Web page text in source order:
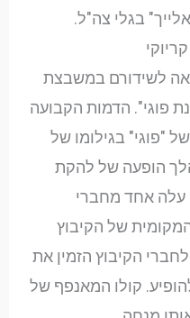
בגלי צה"ל.
לשידורם במשבצת
פוגי". הדמות הקבועה
"פוגי" בגילומו של
הופעה של להקת
עלה אחד מחברי
של הקיבוץ
הקיבוץ הזמין את
קולו המאנפף של